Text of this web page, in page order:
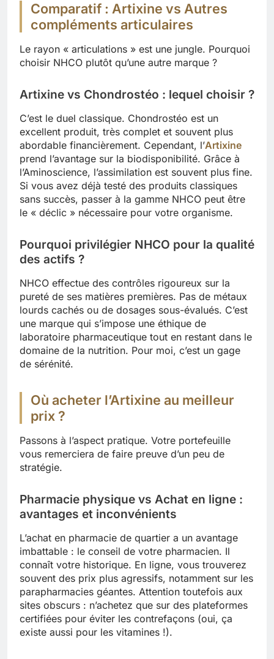
Comparatif : Artixine vs Autres
compléments articulaires
Le rayon « articulations » est une jungle. Pourquoi
choisir NHCO plutôt qu’une autre marque ?
Artixine vs Chondrostéo : lequel choisir ?
C’est le duel classique. Chondrostéo est un
excellent produit, très complet et souvent plus
abordable financièrement. Cependant, l’Artixine
prend l’avantage sur la biodisponibilité. Grâce à
l’Aminoscience, l’assimilation est souvent plus fine.
Si vous avez déjà testé des produits classiques
sans succès, passer à la gamme NHCO peut être
le « déclic » nécessaire pour votre organisme.
Pourquoi privilégier NHCO pour la qualité
des actifs ?
NHCO effectue des contrôles rigoureux sur la
pureté de ses matières premières. Pas de métaux
lourds cachés ou de dosages sous-évalués. C’est
une marque qui s’impose une éthique de
laboratoire pharmaceutique tout en restant dans le
domaine de la nutrition. Pour moi, c’est un gage
de sérénité.
Où acheter l’Artixine au meilleur
prix ?
Passons à l’aspect pratique. Votre portefeuille
vous remerciera de faire preuve d’un peu de
stratégie.
Pharmacie physique vs Achat en ligne :
avantages et inconvénients
L’achat en pharmacie de quartier a un avantage
imbattable : le conseil de votre pharmacien. Il
connaît votre historique. En ligne, vous trouverez
souvent des prix plus agressifs, notamment sur les
parapharmacies géantes. Attention toutefois aux
sites obscurs : n’achetez que sur des plateformes
certifiées pour éviter les contrefaçons (oui, ça
existe aussi pour les vitamines !).